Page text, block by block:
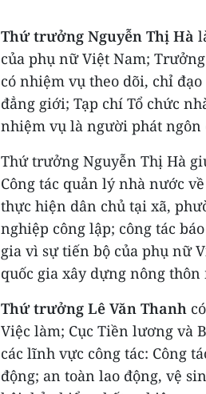
Thứ trưởng Nguyễn Thị Hà
của phụ nữ Việt Nam;
có nhiệm vụ theo dõi, chỉ
đẳng giới; Tạp chí Tổ chức
nhiệm vụ là người phát ngôn
Thứ trưởng Nguyễn Thị Hà
Công tác quản lý nhà nước
thực hiện dân chủ tại xã,
nghiệp công lập; công tác
gia vì sự tiến bộ của phụ nữ
quốc gia xây dựng nông thôn
Thứ trưởng Lê Văn Thanh
Việc làm; Cục Tiền lương và
các lĩnh vực công tác: Công
động; an toàn lao động, vệ